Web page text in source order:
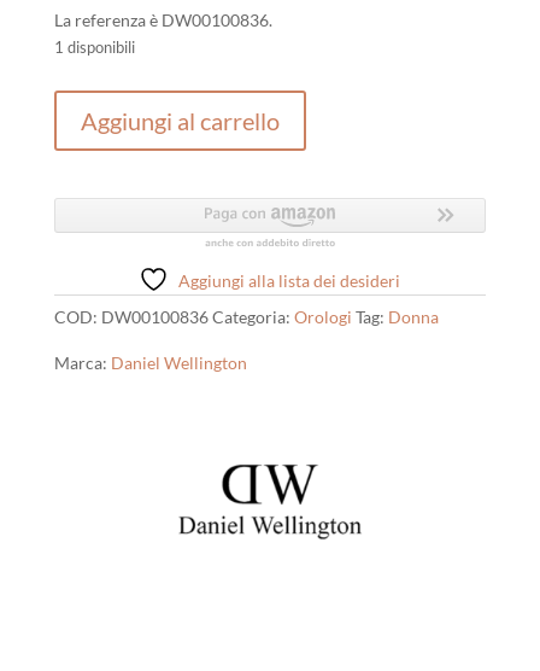
La referenza è DW00100836.
1 disponibili
Donna
quantità
Aggiungi al carrello
Aggiungi alla lista dei desideri
COD: DW00100836Categoria: Orologi Tag: Donna
Marca: Daniel Wellington